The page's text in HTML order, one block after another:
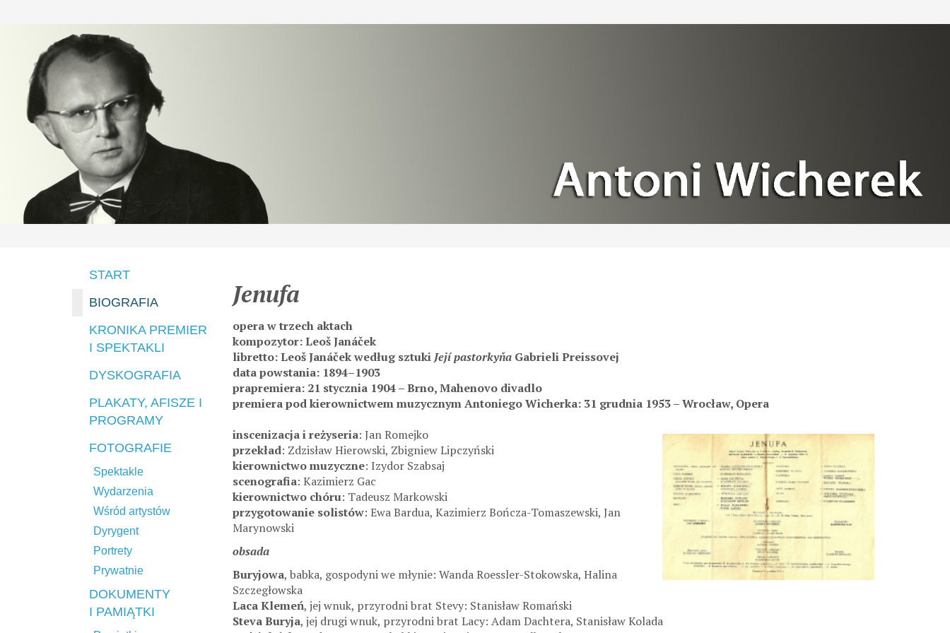
START
BIOGRAFIA
KRONIKA PREMIER
I SPEKTAKLI
DYSKOGRAFIA
PLAKATY, AFISZE I
PROGRAMY
FOTOGRAFIE
Spektakle
Wydarzenia
Wśród artystów
Dyrygent
Portrety
Prywatnie
DOKUMENTY
I PAMIĄTKI
Jenufa
opera w trzech aktach
kompozytor: Leoš Janáček
libretto: Leoš Janáček według sztuki Její pastorkyňa Gabrieli Preissovej
data powstania: 1894–1903
prapremiera: 21 stycznia 1904 – Brno, Mahenovo divadlo
premiera pod kierownictwem muzycznym Antoniego Wicherka: 31 grudnia 1953 – Wrocław, Opera
inscenizacja i reżyseria: Jan Romejko
przekład: Zdzisław Hierowski, Zbigniew Lipczyński
kierownictwo muzyczne: Izydor Szabsaj
scenografia: Kazimierz Gac
kierownictwo chóru: Tadeusz Markowski
przygotowanie solistów: Ewa Bardua, Kazimierz Bończa-Tomaszewski, Jan
Marynowski
obsada
Buryjowa, babka, gospodyni we młynie: Wanda Roessler-Stokowska, Halina
Szczegłowska
Laca Klemeń, jej wnuk, przyrodni brat Stevy: Stanisław Romański
Steva Buryja, jej drugi wnuk, przyrodni brat Lacy: Adam Dachtera, Stanisław Kolada